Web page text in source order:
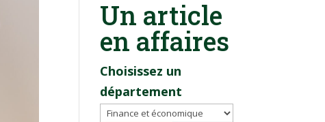
Un article
en affaires
Choisissez un
département